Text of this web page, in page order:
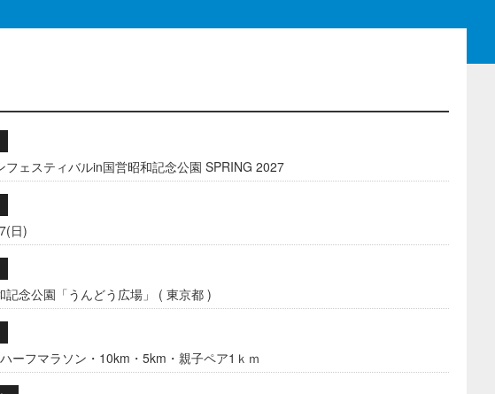
フェスティバルin国営昭和記念公園 SPRING 2027
日)
記念公園「うんどう広場」 ( 東京都 )
ーフマラソン・10km・5km・親子ペア1ｋｍ